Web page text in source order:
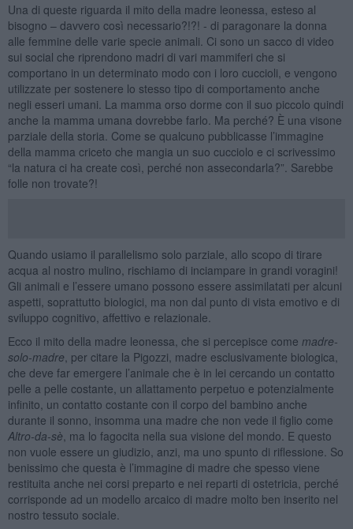
Una di queste riguarda il mito della madre leonessa, esteso al
bisogno – davvero così necessario?!?! - di paragonare la donna
alle femmine delle varie specie animali. Ci sono un sacco di video
sui social che riprendono madri di vari mammiferi che si
comportano in un determinato modo con i loro cuccioli, e vengono
utilizzate per sostenere lo stesso tipo di comportamento anche
negli esseri umani. La mamma orso dorme con il suo piccolo quindi
anche la mamma umana dovrebbe farlo. Ma perché? È una visone
parziale della storia. Come se qualcuno pubblicasse l’immagine
della mamma criceto che mangia un suo cucciolo e ci scrivessimo
“la natura ci ha create così, perché non assecondarla?”. Sarebbe
folle non trovate?!
Quando usiamo il parallelismo solo parziale, allo scopo di tirare
acqua al nostro mulino, rischiamo di inciampare in grandi voragini!
Gli animali e l’essere umano possono essere assimilatati per alcuni
aspetti, soprattutto biologici, ma non dal punto di vista emotivo e di
sviluppo cognitivo, affettivo e relazionale.
Ecco il mito della madre leonessa, che si percepisce come madre-
solo-madre , per citare la Pigozzi, madre esclusivamente biologica,
che deve far emergere l’animale che è in lei cercando un contatto
pelle a pelle costante, un allattamento perpetuo e potenzialmente
infinito, un contatto costante con il corpo del bambino anche
durante il sonno, insomma una madre che non vede il figlio come
Altro-da-sè , ma lo fagocita nella sua visione del mondo. E questo
non vuole essere un giudizio, anzi, ma uno spunto di riflessione. So
benissimo che questa è l’immagine di madre che spesso viene
restituita anche nei corsi preparto e nei reparti di ostetricia, perché
corrisponde ad un modello arcaico di madre molto ben inserito nel
nostro tessuto sociale.